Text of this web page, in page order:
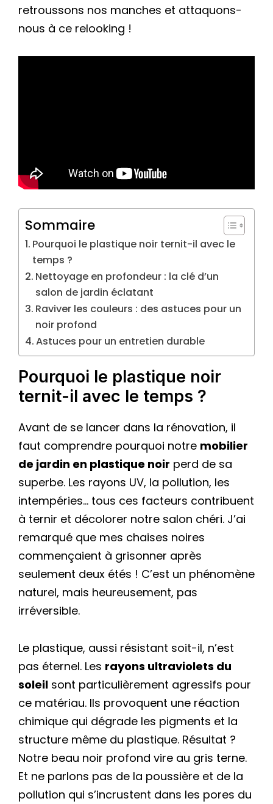
retroussons nos manches et attaquons-
nous à ce relooking !
Sommaire
Pourquoi le plastique noir ternit-il avec le
temps ?
Nettoyage en profondeur : la clé d’un
salon de jardin éclatant
Raviver les couleurs : des astuces pour un
noir profond
Astuces pour un entretien durable
Pourquoi le plastique noir
ternit-il avec le temps ?
Avant de se lancer dans la rénovation, il
faut comprendre pourquoi notre mobilier
de jardin en plastique noir perd de sa
superbe. Les rayons UV, la pollution, les
intempéries… tous ces facteurs contribuent
à ternir et décolorer notre salon chéri. J’ai
remarqué que mes chaises noires
commençaient à grisonner après
seulement deux étés ! C’est un phénomène
naturel, mais heureusement, pas
irréversible.
Le plastique, aussi résistant soit-il, n’est
pas éternel. Les rayons ultraviolets du
soleil sont particulièrement agressifs pour
ce matériau. Ils provoquent une réaction
chimique qui dégrade les pigments et la
structure même du plastique. Résultat ?
Notre beau noir profond vire au gris terne.
Et ne parlons pas de la poussière et de la
pollution qui s’incrustent dans les pores du